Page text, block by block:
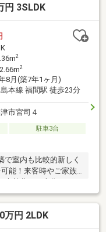
校は徒歩６分と毎日
円 3SLDK
2
2
8月(築7年1ヶ月)
島本線 福間駅 徒歩23分
市宮司４
駐車3台
で室内も比較的新しく
能！来客時やご家族
火災保険料を抑えられ
の家事を時短 ・IHク
も安心 ・約16帖の
の納戸付きで季節用
万円 2LDK